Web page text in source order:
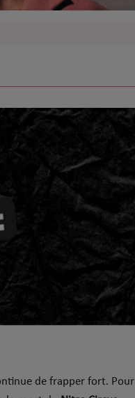
de frapper fort. Pour